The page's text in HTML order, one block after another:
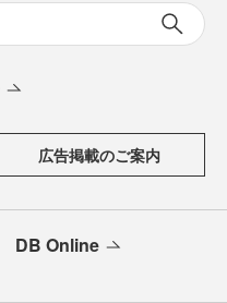
広告掲載のご案内
DB Online